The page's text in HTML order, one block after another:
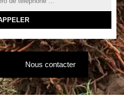
Nous contacter